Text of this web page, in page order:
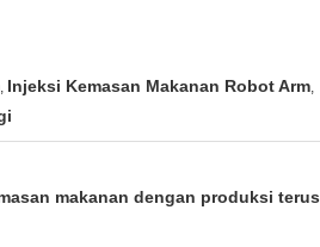
, Injeksi Kemasan Makanan Robot Arm,
makanan dengan produksi terus